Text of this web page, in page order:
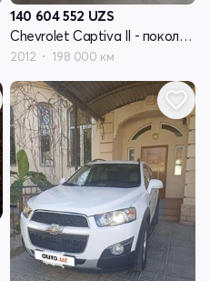
140 604 552 UZS
Chevrolet Captiva II - поколение
2012 198 000 км